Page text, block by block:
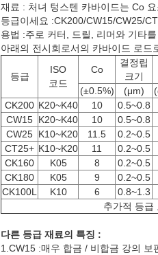
재료 : 처녀 텅스텐 카바이드는 Co 요
등급이세요 :CK200/CW15/CW25/
용법 :주로 커터, 드릴, 리머와 기타
아래의 전시회로서의 카바이드 로드
등급
ISO
코드
Co
결정립
크기
(±0.5%)
(μm)
CK200 K20~K40 10 0.5~0.8
CW15 K20~K40 10 0.5~0.8
CW25 K10~K20 11.5 0.2~0.5
CT25+ K10~K20 11 0.2~0.5
CK160
K05 8 0.2~0.5
CK180
K05 9 0.2~0.5
CK100L
K10 6 0.8~1.3
추가적 등급
다른 등급 재료의 특징 :
1.CW15 :매우 합금 / 비합금 강의 보